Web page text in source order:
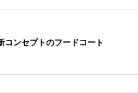
コンセプトのフードコート